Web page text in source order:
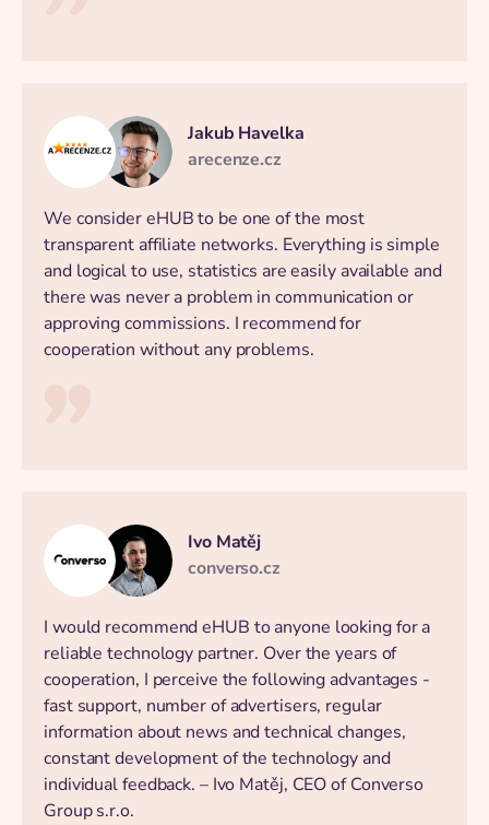
Jakub Havelka
arecenze.cz
We consider eHUB to be one of the most
transparent affiliate networks. Everything is simple
and logical to use, statistics are easily available and
there was never a problem in communication or
approving commissions. I recommend for
cooperation without any problems.
Ivo Matěj
converso.cz
I would recommend eHUB to anyone looking for a
reliable technology partner. Over the years of
cooperation, I perceive the following advantages -
fast support, number of advertisers, regular
information about news and technical changes,
constant development of the technology and
individual feedback. – Ivo Matěj, CEO of Converso
Group s.r.o.